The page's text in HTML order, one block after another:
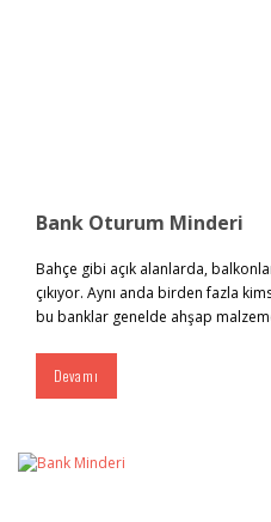
Bank Oturum Minderi
Bahçe gibi açık alanlarda,
çıkıyor. Aynı anda birden fazla
bu banklar genelde ahşap
Devamı